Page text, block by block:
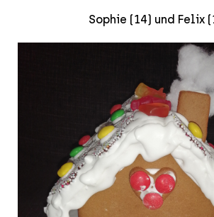
Sophie (14) und Felix